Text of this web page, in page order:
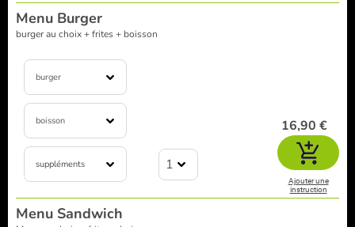
Menu Burger
burger au choix + frites + boisson
burger
boisson
suppléments 1
16,90 €
Ajouter une
instruction
Menu Sandwich